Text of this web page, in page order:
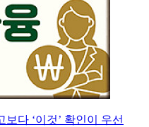
보다 ‘이것’ 확인이 우선